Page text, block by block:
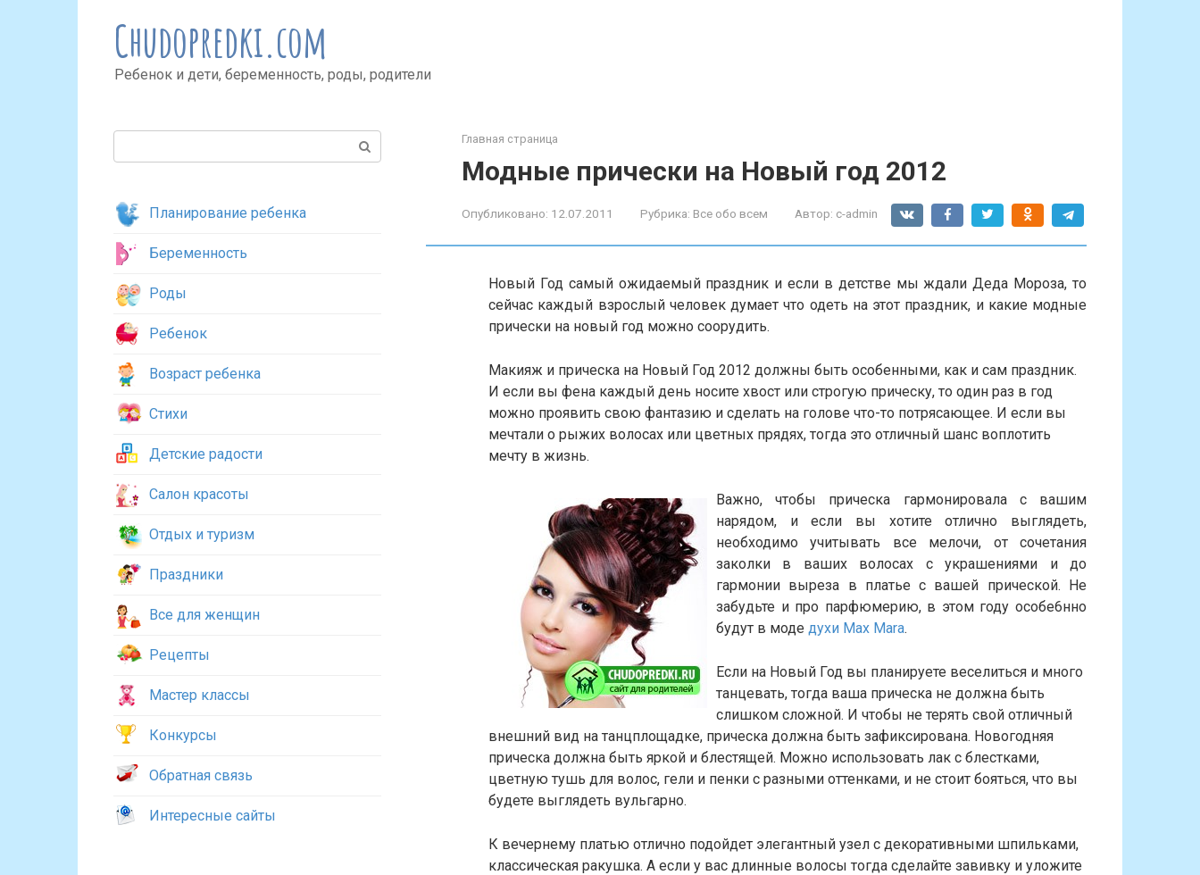
Chudopredki.com
Ребенок и дети, беременность, роды, родители
Главная страница
Модные прически на Новый год 2012
Опубликовано: 12.07.2011 Рубрика: Все обо всем Автор: c-admin
Новый Год самый ожидаемый праздник и если в детстве мы ждали Деда Мороза, то
сейчас каждый взрослый человек думает что одеть на этот праздник, и какие модные
прически на новый год можно соорудить.
Макияж и прическа на Новый Год 2012 должны быть особенными, как и сам праздник.
И если вы фена каждый день носите хвост или строгую прическу, то один раз в год
можно проявить свою фантазию и сделать на голове что-то потрясающее. И если вы
мечтали о рыжих волосах или цветных прядях, тогда это отличный шанс воплотить
мечту в жизнь.
Важно, чтобы прическа гармонировала с вашим
нарядом, и если вы хотите отлично выглядеть,
необходимо учитывать все мелочи, от сочетания
заколки в ваших волосах с украшениями и до
гармонии выреза в платье с вашей прической. Не
забудьте и про парфюмерию, в этом году особе6нно
будут в моде духи Max Mara.
Если на Новый Год вы планируете веселиться и много
танцевать, тогда ваша прическа не должна быть
слишком сложной. И чтобы не терять свой отличный
внешний вид на танцплощадке, прическа должна быть зафиксирована. Новогодняя
прическа должна быть яркой и блестящей. Можно использовать лак с блестками,
цветную тушь для волос, гели и пенки с разными оттенками, и не стоит бояться, что вы
будете выглядеть вульгарно.
К вечернему платью отлично подойдет элегантный узел с декоративными шпильками,
классическая ракушка. А если у вас длинные волосы тогда сделайте завивку и уложите
Планирование ребенка
Беременность
Роды
Ребенок
Возраст ребенка
Стихи
Детские радости
Салон красоты
Отдых и туризм
Праздники
Все для женщин
Рецепты
Мастер классы
Конкурсы
Обратная связь
Интересные сайты